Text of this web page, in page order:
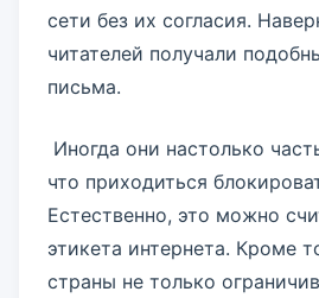
сети без их согласия.
читателей получали
письма.
Иногда они настолько
что приходиться
Естественно, это можно
этикета интернета. Кроме
страны не только